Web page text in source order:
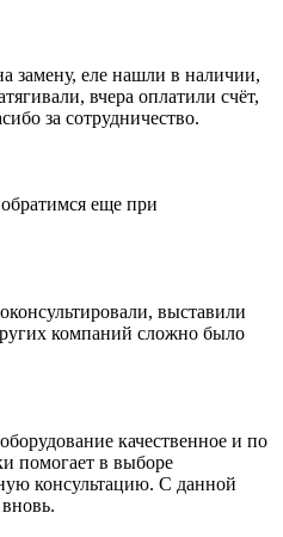
замену, еле нашли в наличии,
вчера оплатили счёт,
за сотрудничество.
еще при
выставили
компаний сложно было
качественное и по
помогает в выборе
консультацию. С данной